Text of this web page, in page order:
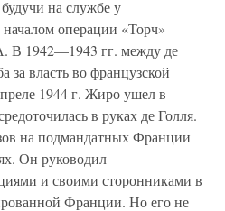
на службе у
операции «Торч»
В 1942—1943 гг. между де
власть во французской
1944 г. Жиро ушел в
в руках де Голля.
на подмандатных Франции
Он руководил
и своими сторонниками в
Франции. Но его не